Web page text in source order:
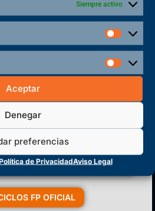
Siempre activo
Aceptar
Denegar
preferencias
de PrivacidadAviso Legal
de Contacto
FP OFICIAL